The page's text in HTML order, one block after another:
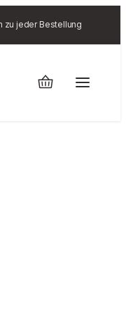
zu jeder Bestellung